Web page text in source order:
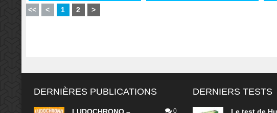
<< < 1 2 >
DERNIÈRES PUBLICATIONS
0
DERNIERS TESTS